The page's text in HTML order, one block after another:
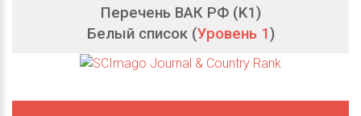
Перечень ВАК РФ (K1)
Белый список (Уровень 1)